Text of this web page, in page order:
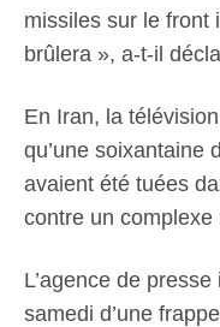
missiles sur le front
brûlera », a-t-il
En Iran, la
qu’une soixantaine
avaient été tuées
contre un
L’agence de
samedi d’une